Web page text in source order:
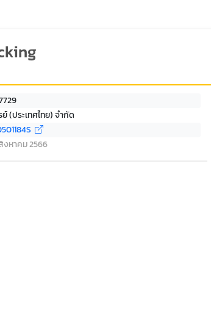
(ประเทศไทย) จำกัด
งหาคม 2566